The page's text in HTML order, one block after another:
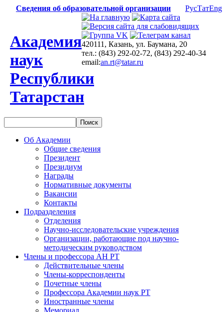
Сведения об образовательной организации РусТатEng
Академия
наук
Республики
Татарстан
420111, Казань, ул. Баумана, 20
тел.: (843) 292-02-72, (843) 292-40-34
email:an.rt@tatar.ru
Об Академии
Общие сведения
Президент
Президиум
Награды
Нормативные документы
Вакансии
Контакты
Подразделения
Отделения
Научно-исследовательские учреждения
Организации, работающие под научно-
методическим руководством
Члены и профессора АН РТ
Действительные члены
Члены-корреспонденты
Почетные члены
Профессора Академии наук РТ
Иностранные члены
Мемориал